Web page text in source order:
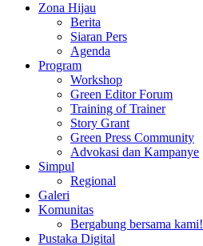
navigation
Zona Hijau
Berita
Siaran Pers
Agenda
Program
Workshop
Green Editor Forum
Training of Trainer
Story Grant
Green Press Community
Advokasi dan Kampanye
Simpul
Regional
Galeri
Komunitas
Bergabung bersama kami!
Pustaka Digital